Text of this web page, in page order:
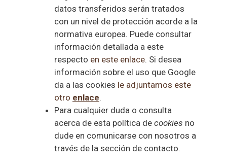
datos transferidos serán tratados
con un nivel de protección acorde a la
normativa europea. Puede consultar
información detallada a este
respecto en este enlace. Si desea
información sobre el uso que Google
da a las cookies le adjuntamos este
otro enlace.
Para cualquier duda o consulta
acerca de esta política de cookies no
dude en comunicarse con nosotros a
través de la sección de contacto.